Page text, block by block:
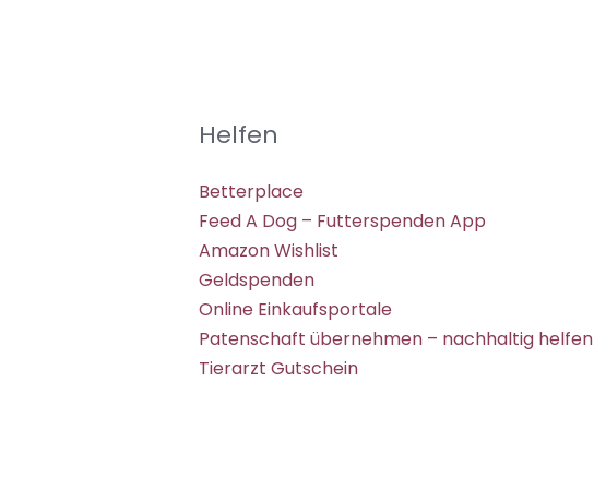
Helfen
Betterplace
Feed A Dog – Futterspenden App
Amazon Wishlist
Geldspenden
Online Einkaufsportale
Patenschaft übernehmen – nachhaltig helfen
Tierarzt Gutschein